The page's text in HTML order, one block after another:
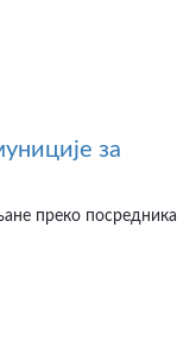
за
преко посредника